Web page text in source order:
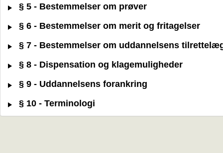
§ 5 - Bestemmelser om prøver
§ 6 - Bestemmelser om merit og fritagelser
§ 7 - Bestemmelser om uddannelsens
§ 8 - Dispensation og klagemuligheder
§ 9 - Uddannelsens forankring
§ 10 - Terminologi